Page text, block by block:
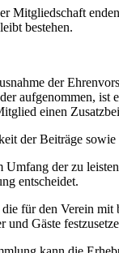
Mitgliedschaft
bestehen.
der
aufgenommen, ist
einen
der Beiträge
der zu
entscheidet.
für den Verein
Gäste